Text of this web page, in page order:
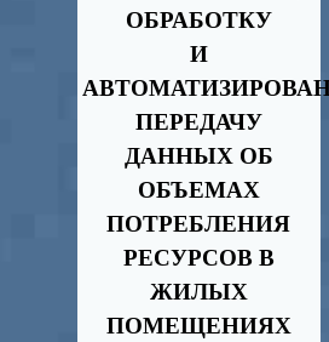
ОБРАБОТКУ
И
ПЕРЕДАЧУ
ДАННЫХ ОБ
ОБЪЕМАХ
ПОТРЕБЛЕНИЯ
РЕСУРСОВ В
ЖИЛЫХ
ПОМЕЩЕНИЯХ